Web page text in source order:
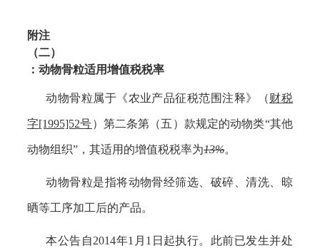
附注
（二）
：动物骨粒适用增值税税率
动物骨粒属于 《农业产品征税范围注释》（财税
字[1995]52号） 第二条第（五）款规定的动物类“其他
动物组织”，其适用的增值税税率为13%。
动物骨粒是指将动物骨经筛选、破碎、清洗、晾
晒等工序加工后的产品。
本公告自2014年1月1日起执行。此前已发生并处